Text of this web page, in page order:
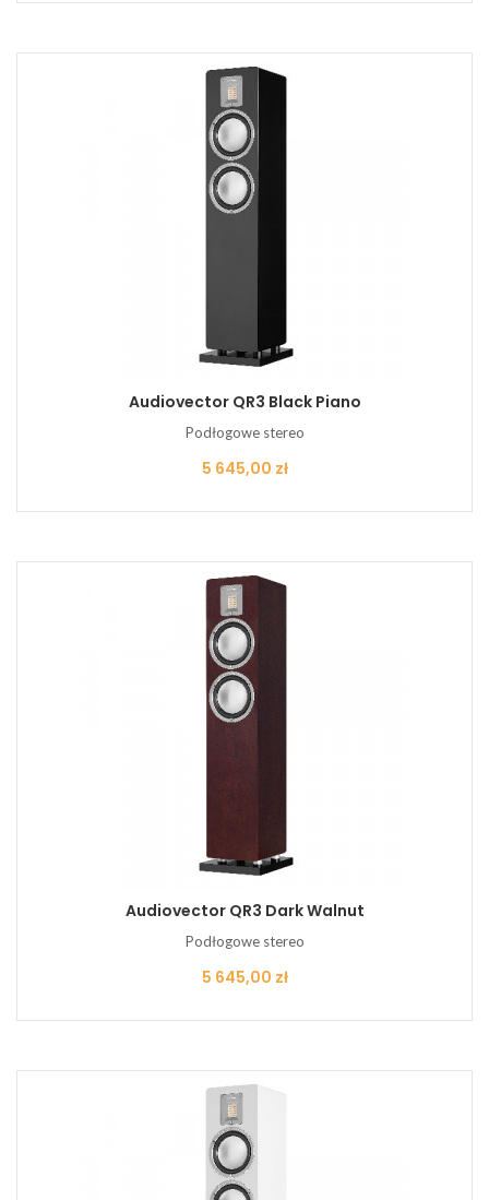
Audiovector QR3 Black Piano
Podłogowe stereo
Cena
5 645,00 zł
Audiovector QR3 Dark Walnut
Podłogowe stereo
Cena
5 645,00 zł